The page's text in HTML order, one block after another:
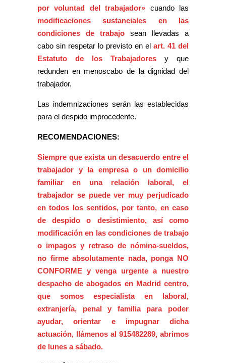
por voluntad del trabajador» cuando las
modificaciones sustanciales en las
condiciones de trabajo
sean llevadas a
cabo sin respetar lo previsto en el art. 41 del
Estatuto de los Trabajadores y que
redunden en menoscabo de la dignidad del
trabajador.
Las indemnizaciones serán las establecidas
para el despido improcedente.
RECOMENDACIONES:
Siempre que exista un desacuerdo entre el
trabajador y la empresa o un domicilio
familiar en una relación laboral, el
trabajador se puede ver muy perjudicado
en todos los sentidos, por tanto, en caso
de despido o desistimiento, así como
modificación en las condiciones de trabajo
o impagos y retraso de nómina-sueldos,
no firme absolutamente nada, ponga NO
CONFORME y venga urgente a nuestro
despacho de abogados en Madrid centro,
que somos especialista en laboral,
extranjería, penal y familia para poder
ayudar, orientar e impugnar dicha
actuación, llámenos al 915482289, abrimos
de lunes a sábado.